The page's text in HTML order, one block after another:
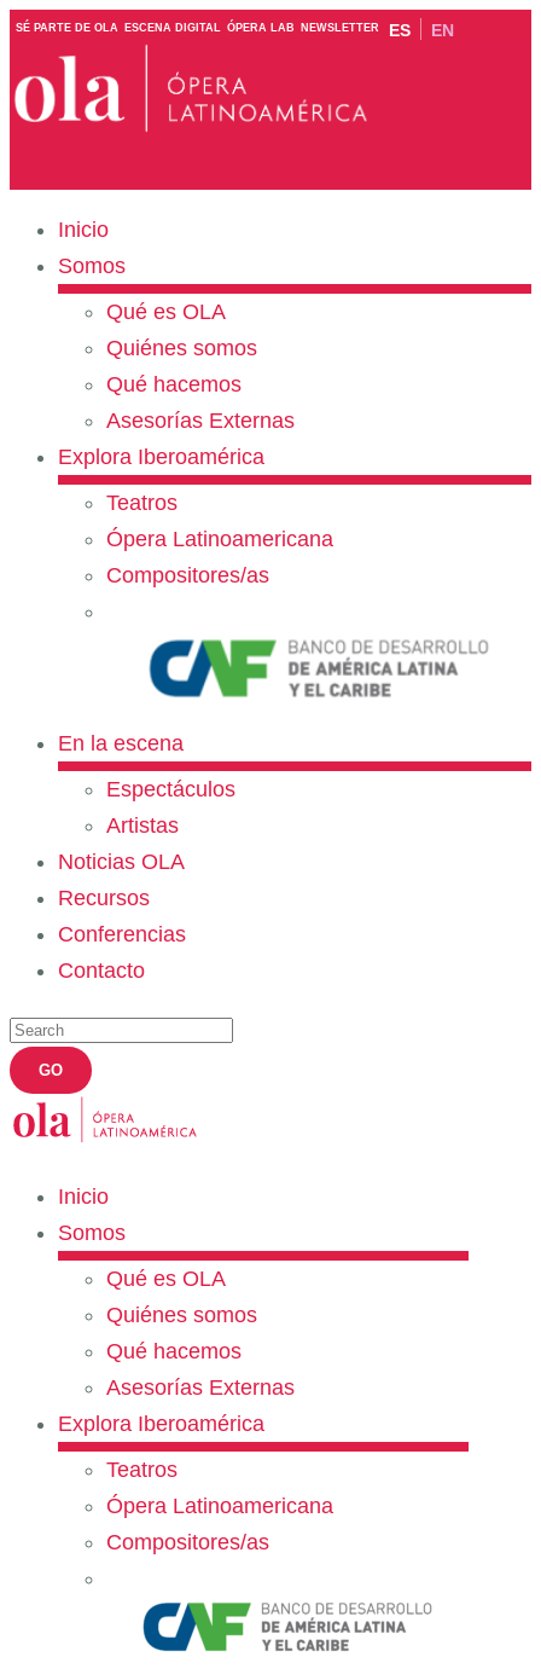
SÉ PARTE DE OLA ESCENA DIGITAL ÓPERA LAB NEWSLETTER ES EN
Inicio
Somos
Qué es OLA
Quiénes somos
Qué hacemos
Asesorías Externas
Explora Iberoamérica
Teatros
Ópera Latinoamericana
Compositores/as
En la escena
Espectáculos
Artistas
Noticias OLA
Recursos
Conferencias
Contacto
Inicio
Somos
Qué es OLA
Quiénes somos
Qué hacemos
Asesorías Externas
Explora Iberoamérica
Teatros
Ópera Latinoamericana
Compositores/as